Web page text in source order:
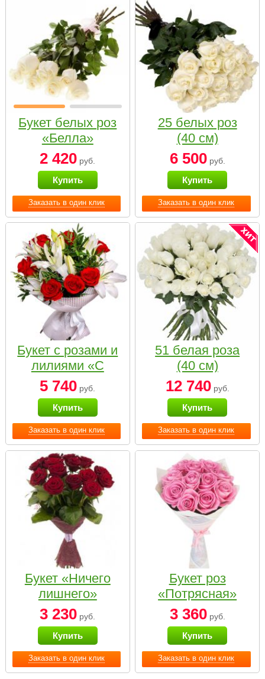
Заказать в один клик
Букет белых роз
«Белла»
2 420 руб.
Купить
Заказать в один клик
25 белых роз
(40 см)
6 500руб.
Купить
Заказать в один клик
Букет с розами и
лилиями «С
наилучшими
пожеланиями»
5 740 руб.
Купить
Заказать в один клик
51 белая роза
(40 см)
12 740руб.
Купить
Заказать в один клик
Букет «Ничего
лишнего»
3 230 руб.
Купить
Заказать в один клик
Букет роз
«Потрясная»
3 360руб.
Купить